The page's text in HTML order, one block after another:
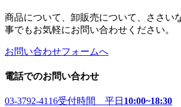
商品について、卸販売について、ささい
事でもお気軽にお問い合わせください。
お問い合わせフォームへ
電話でのお問い合わせ
03-3792-4116受付時間 平日 10:00~18:30